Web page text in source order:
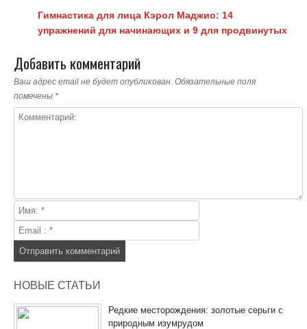
Гимнастика для лица Кэрол Маджио: 14
упражнений для начинающих и 9 для продвинутых
Добавить комментарий
Ваш адрес email не будет опубликован. Обязательные поля
помечены *
НОВЫЕ СТАТЬИ
Редкие месторождения: золотые серьги с
природным изумрудом